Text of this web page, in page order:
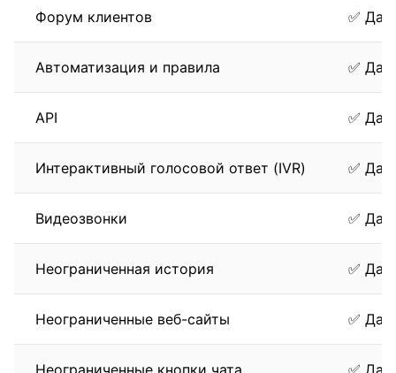
Форум клиентов ✅ Да
Автоматизация и правила ✅ Да
API ✅ Да
Интерактивный голосовой ответ (IVR) ✅ Да
Видеозвонки ✅ Да
Неограниченная история ✅ Да
Неограниченные веб-сайты ✅ Да
Неограниченные кнопки чата ✅ Да